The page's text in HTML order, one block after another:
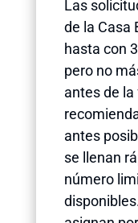
Las
de la Casa
hasta con
pero no
antes de
antes
se llenan
número